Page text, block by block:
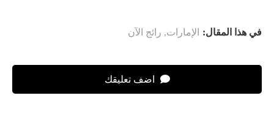
في هذا المقال: الإمارات, رائج الآن
اضف تعليقك